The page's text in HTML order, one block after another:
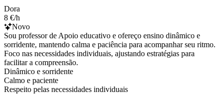
Dora
8 €/h
Novo
Sou professor de Apoio educativo e ofereço ensino dinâmico e
sorridente, mantendo calma e paciência para acompanhar seu ritmo.
Foco nas necessidades individuais, ajustando estratégias para
facilitar a compreensão.
Dinâmico e sorridente
Calmo e paciente
Respeito pelas necessidades individuais